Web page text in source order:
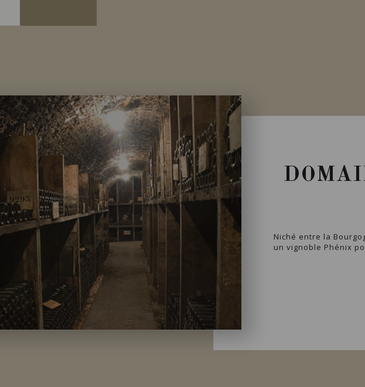
Niché entre la
un vignoble Phénix